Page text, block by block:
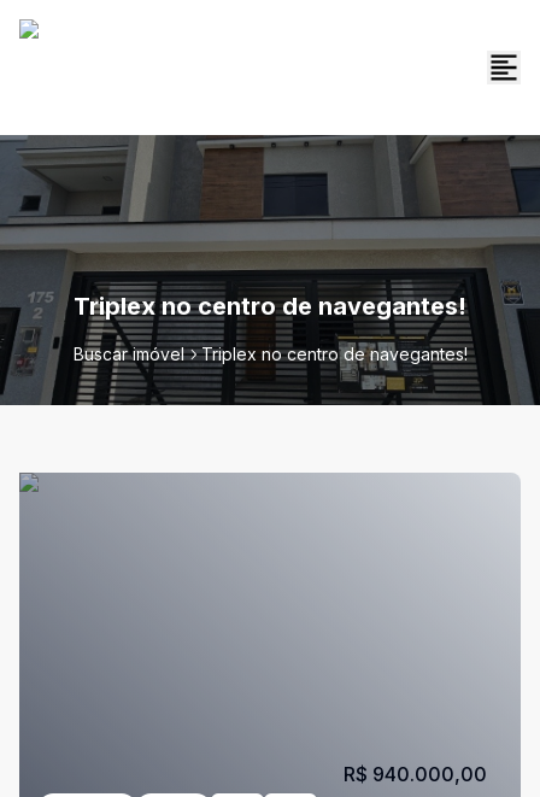
Triplex no centro de navegantes!
Buscar imóvel Triplex no centro de navegantes!
R$ 940.000,00